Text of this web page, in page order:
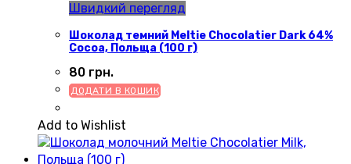
Швидкий перегляд
Шоколад темний Meltie Chocolatier Dark 64%
Cocoa, Польща (100 г)
80 грн.
ДОДАТИ В КОШИК
Add to Wishlist